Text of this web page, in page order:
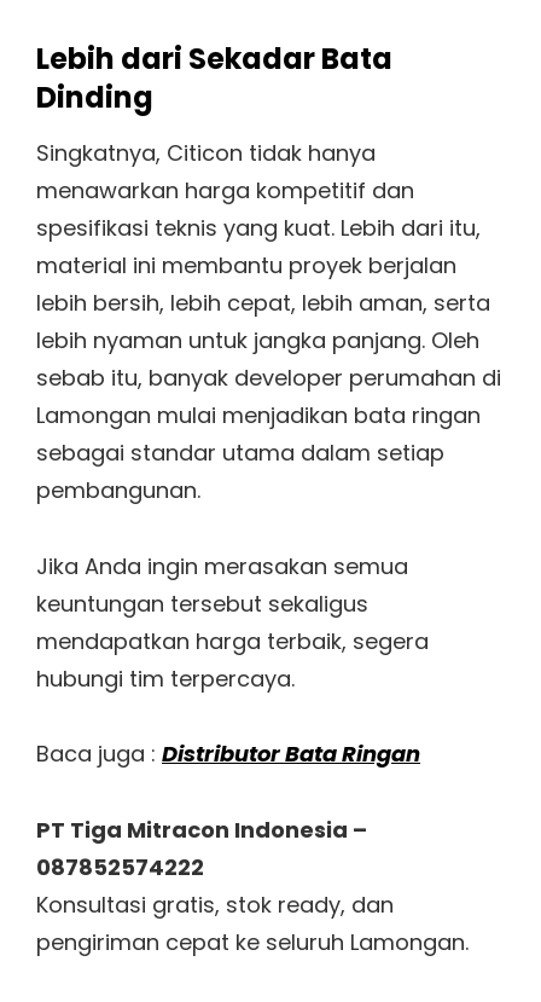
Lebih dari Sekadar Bata
Dinding
Singkatnya, Citicon tidak hanya
menawarkan harga kompetitif dan
spesifikasi teknis yang kuat. Lebih dari itu,
material ini membantu proyek berjalan
lebih bersih, lebih cepat, lebih aman, serta
lebih nyaman untuk jangka panjang. Oleh
sebab itu, banyak developer perumahan di
Lamongan mulai menjadikan bata ringan
sebagai standar utama dalam setiap
pembangunan.
Jika Anda ingin merasakan semua
keuntungan tersebut sekaligus
mendapatkan harga terbaik, segera
hubungi tim terpercaya.
Baca juga : Distributor Bata Ringan
PT Tiga Mitracon Indonesia –
087852574222
Konsultasi gratis, stok ready, dan
pengiriman cepat ke seluruh Lamongan.